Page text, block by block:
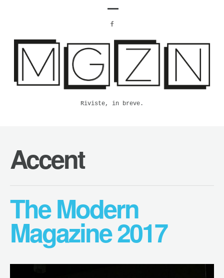
Riviste, in breve.
Accent
The Modern
Magazine 2017